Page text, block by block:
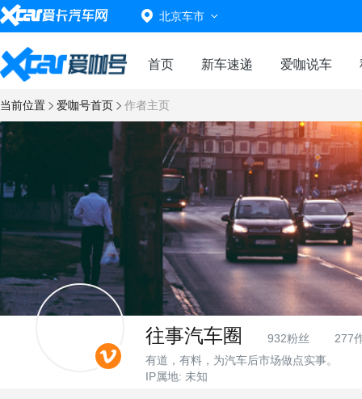
北京车市
首页 新车速递 爱咖说车
当前位置 爱咖号首页 作者主页
往事汽车圈 932粉丝
277
有道，有料，为汽车后市场做点实事。
IP属地: 未知